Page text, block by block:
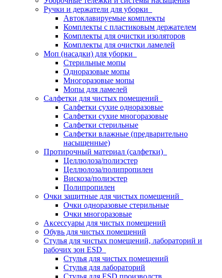
Ручки и держатели для уборки
Автоклавируемые комплекты
Комплекты с пластиковым держателем
Комплекты для очистки изоляторов
Комплекты для очистки ламелей
Моп (насадки) для уборки
Стерильные мопы
Одноразовые мопы
Многоразовые мопы
Мопы для ламелей
Салфетки для чистых помещений
Салфетки сухие одноразовые
Салфетки сухие многоразовые
Салфетки стерильные
Салфетки влажные (предварительно
насыщенные)
Протирочный материал (салфетки)
Целлюлоза/полиэстер
Целлюлоза/полипропилен
Вискоза/полиэстер
Полипропилен
Очки защитные для чистых помещений
Очки одноразовые стерильные
Очки многоразовые
Аксессуары для чистых помещений
Обувь для чистых помещений
Стулья для чистых помещений, лабораторий и
рабочих зон ESD
Стулья для чистых помещений
Стулья для лабораторий